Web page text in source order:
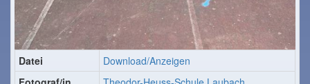
Datei
Download/Anzeigen